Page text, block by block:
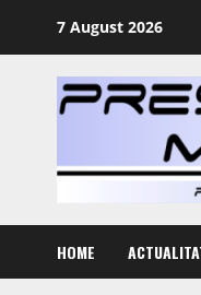
7 August 2026
HOME